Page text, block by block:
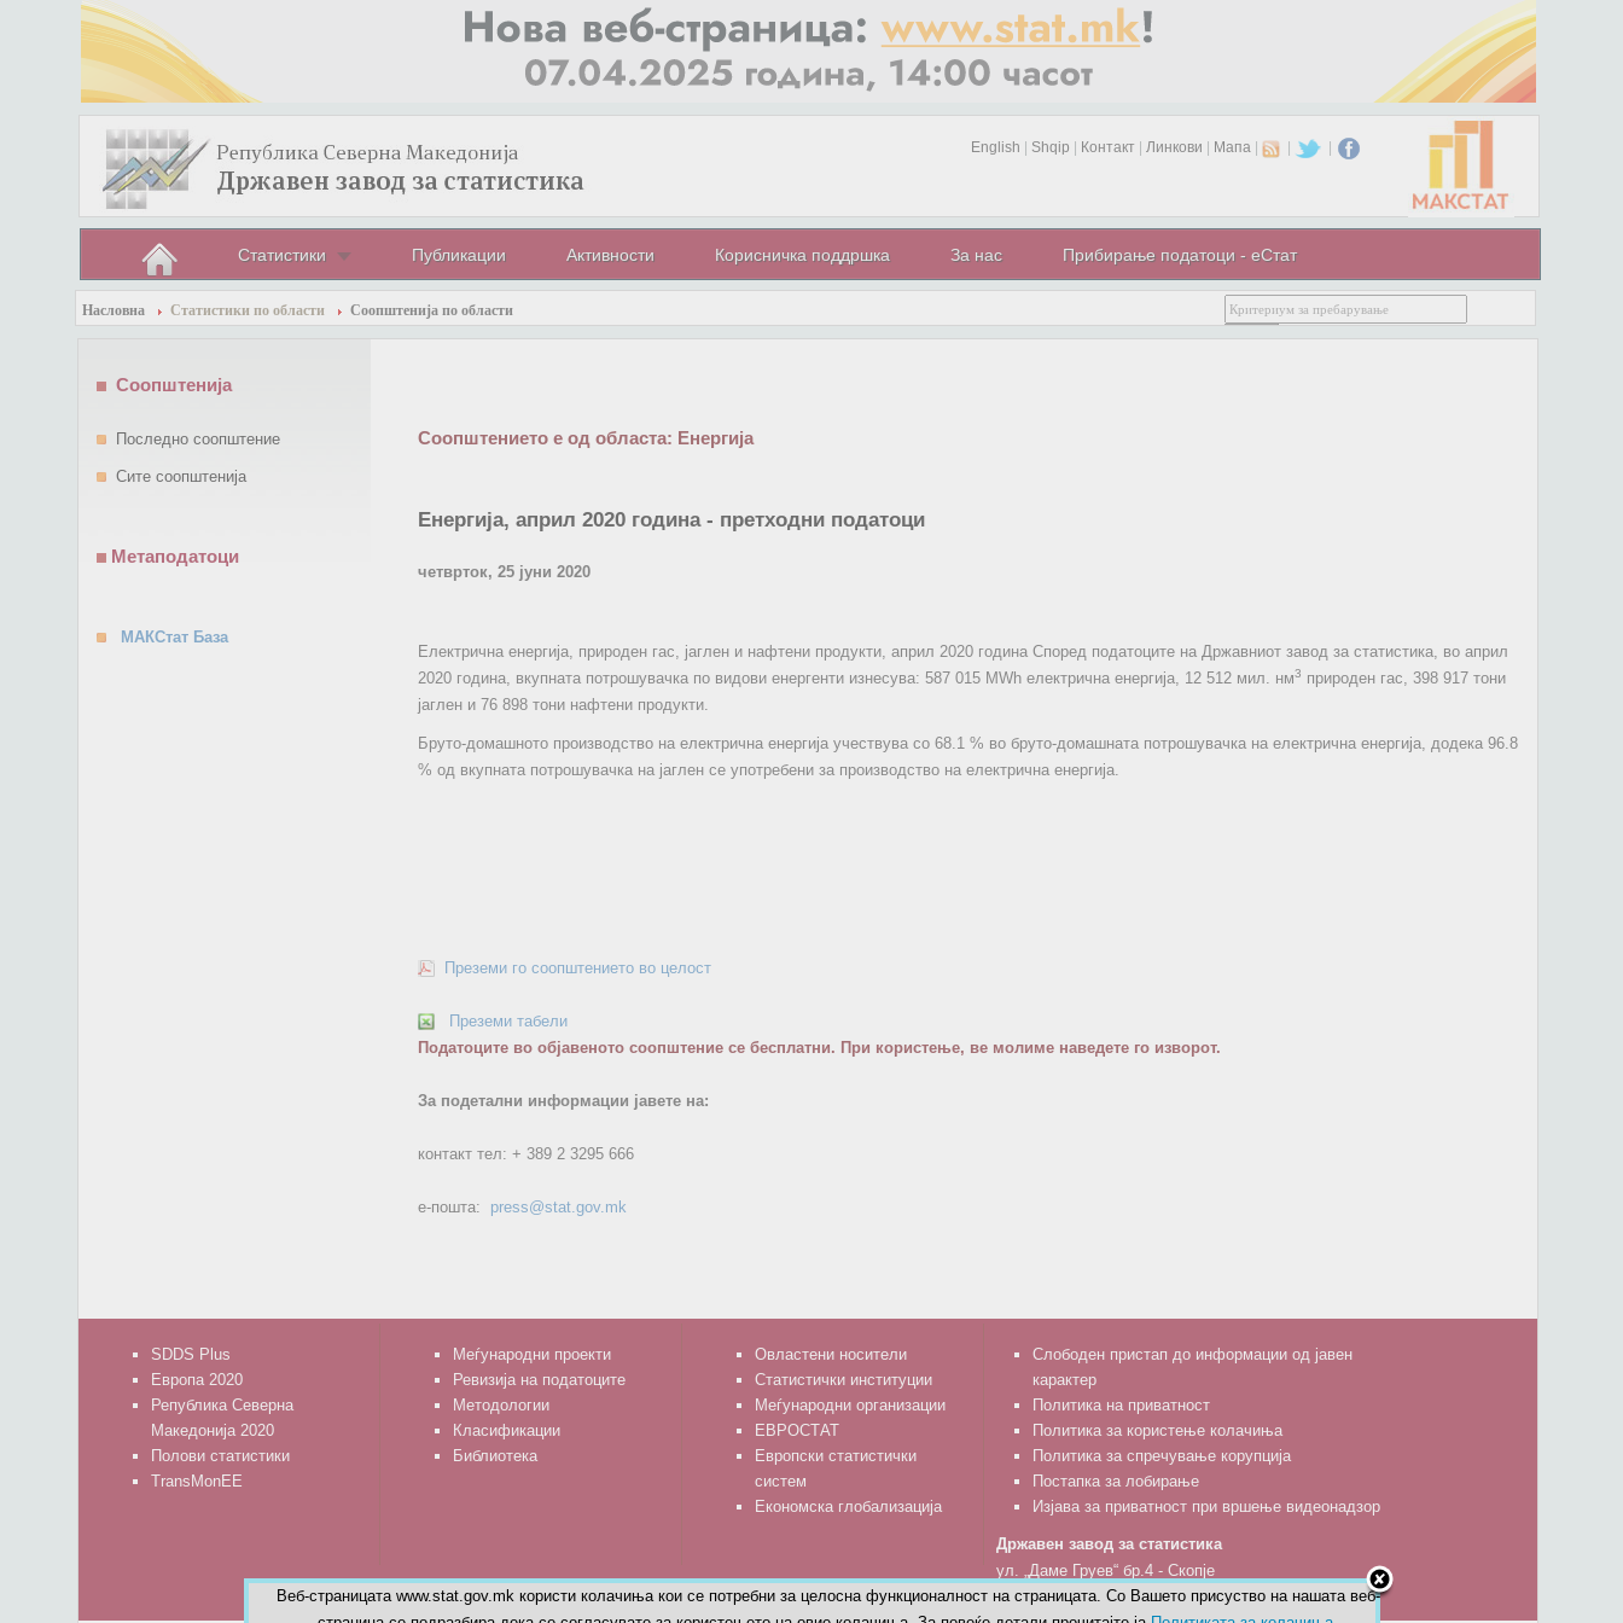
English Shqip Контакт Линкови Мапа| | |
Статистики Публикации Активности Корисничка поддршка За нас Прибирање податоци - еСтат
Насловна Статистики по области Соопштенија по области
Соопштението е од областа: Енергија
Енергија, април 2020 година - претходни податоци
четврток, 25 јуни 2020
Електрична енергија, природен гас, јаглен и нафтени продукти, април 2020 година Според податоците на Државниот завод за статистика, во април
2020 година, вкупната потрошувачка по видови енергенти изнесува: 587 015 МWh електрична енергија, 12 512 мил. нм3 природен гас, 398 917 тони
јаглен и 76 898 тони нафтени продукти.
Бруто-домашното производство на електрична енергија учествува со 68.1 % во бруто-домашната потрошувачка на електрична енергија, додека 96.8
% од вкупната потрошувачка на јаглен се употребени за производство на електрична енергија.
Преземи го соопштението во целост
Преземи табели
Податоците во објавеното соопштение се бесплатни. При користење, ве молиме наведете го изворот.
За подетални информации јавете на:
контакт тел: + 389 2 3295 666
е-пошта: press@stat.gov.mk
Соопштенија
Последно соопштение
Сите соопштенија
Метаподатоци
МАКСтат База
SDDS Plus
Европа 2020
Република Северна
Македонија 2020
Полови статистики
TransMonEE
Меѓународни проекти
Ревизија на податоците
Методологии
Класификации
Библиотека
Овластени носители
Статистички институции
Меѓународни организации
ЕВРОСТАТ
Европски статистички
систем
Економска глобализација
Слободен пристап до информации од јавен
карактер
Политика на приватност
Политика за користење колачиња
Политика за спречување корупција
Постапка за лобирање
Изјава за приватност при вршење видеонадзор
Државен завод за статистика
ул. „Даме Груев“ бр.4 - Скопје
тел: 02 3295 600; факс: 02 3111 336; 02 3136-197
Веб-страницата www.stat.gov.mk користи колачиња кои се потребни за целосна функционалност на страницата. Со Вашето присуство на нашата веб-